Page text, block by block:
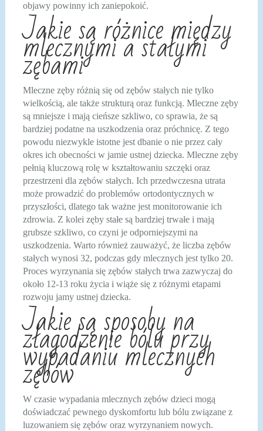
objawy powinny ich zaniepokoić.
Jakie są różnice między
mlecznymi a stałymi
zębami
Mleczne zęby różnią się od zębów stałych nie tylko
wielkością, ale także strukturą oraz funkcją. Mleczne zęby
są mniejsze i mają cieńsze szkliwo, co sprawia, że są
bardziej podatne na uszkodzenia oraz próchnicę. Z tego
powodu niezwykle istotne jest dbanie o nie przez cały
okres ich obecności w jamie ustnej dziecka. Mleczne zęby
pełnią kluczową rolę w kształtowaniu szczęki oraz
przestrzeni dla zębów stałych. Ich przedwczesna utrata
może prowadzić do problemów ortodontycznych w
przyszłości, dlatego tak ważne jest monitorowanie ich
zdrowia. Z kolei zęby stałe są bardziej trwałe i mają
grubsze szkliwo, co czyni je odporniejszymi na
uszkodzenia. Warto również zauważyć, że liczba zębów
stałych wynosi 32, podczas gdy mlecznych jest tylko 20.
Proces wyrzynania się zębów stałych trwa zazwyczaj do
około 12-13 roku życia i wiąże się z różnymi etapami
rozwoju jamy ustnej dziecka.
Jakie są sposoby na
złagodzenie bólu przy
wypadaniu mlecznych
zębów
W czasie wypadania mlecznych zębów dzieci mogą
doświadczać pewnego dyskomfortu lub bólu związane z
luzowaniem się zębów oraz wyrzynaniem nowych.